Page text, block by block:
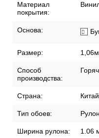
Материал
покрытия:
Основа:
Размер:
Способ
производства:
Страна: Китай
Тип обоев:
Ширина рулона:
1.06